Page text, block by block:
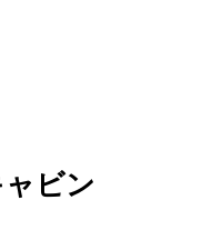
ャビン